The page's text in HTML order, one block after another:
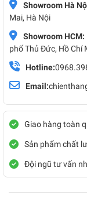
Showroom Hà
Mai, Hà Nội
Showroom HCM:
phố Thủ Đức, Hồ Chí
Hotline:
Email:
Giao hàng toàn
Sản phẩm chất
Đội ngũ tư vấn